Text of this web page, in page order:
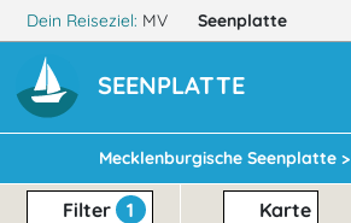
Dein Reiseziel: MV Seenplatte
SEENPLATTE
Mecklenburgische Seenplatte >
Filter 1 Karte